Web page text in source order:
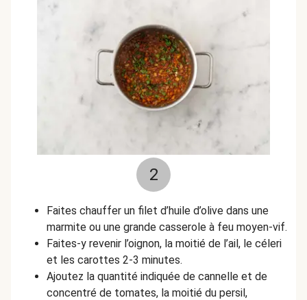
2
Faites chauffer un filet d’huile d’olive dans une
marmite ou une grande casserole à feu moyen-vif.
Faites-y revenir l’oignon, la moitié de l’ail, le céleri
et les carottes 2-3 minutes.
Ajoutez la quantité indiquée de cannelle et de
concentré de tomates, la moitié du persil,